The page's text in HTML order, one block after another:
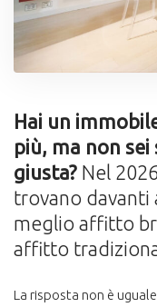
Hai un
più, ma non
giusta? Nel
trovano davanti
meglio affitto
affitto
La risposta non è